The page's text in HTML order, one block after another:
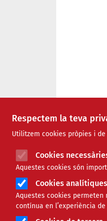
Respectem la teva
Utilitzem cookies pròpies i
Cookies
Aquestes cookies són
Cookies analítiques
Aquestes cookies permeten
contínua en l’experiència
F
a
c
X
03/06/